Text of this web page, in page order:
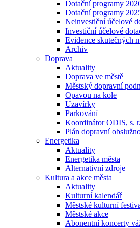
Dotační programy
Dotační programy
Neinvestiční účelové
Investiční účelové
Evidence skutečných
Archiv
Doprava
Aktuality
Doprava ve městě
Městský dopravní
Opavou na kole
Uzavírky
Parkování
Koordinátor ODIS, s.
Plán dopravní
Energetika
Aktuality
Energetika města
Alternativní zdroje
Kultura a akce města
Aktuality
Kulturní kalendář
Městské kulturní
Městské akce
Abonentní koncerty